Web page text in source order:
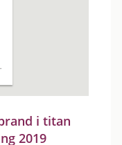
i titan
2019